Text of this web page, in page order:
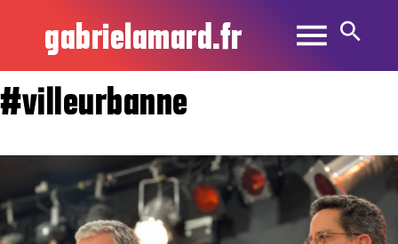
gabrielamard.fr
#villeurbanne